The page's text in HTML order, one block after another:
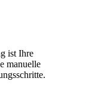
ist Ihre
manuelle